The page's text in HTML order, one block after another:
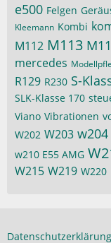
e500 Felgen
Kleemann Kombi
M112 M113
mercedes
R129 R230 S-
SLK-Klasse 170
Viano Vibrationen
W202 W203 w204
w210 E55 AMG
W215 W219 W220
Datenschutzerklärung